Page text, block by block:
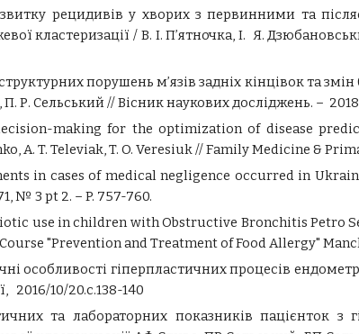
рецидивів у хворих з первинними та
кластеризації / В. І. П’ятночка, І. Я.
порушень м’язів задніх кінцівок та
П. Р. Сельський // Вісник наукових досліджень. –
making for the optimization of disease
A. T. Televiak, T. O. Veresiuk // Family Medicine &
in cases of medical negligence occurred in
№ 3 pt 2. – P. 757-760.
use in children with Obstructive Bronchitis Petro
"Prevention and Treatment of Food Allergy"
особливості гіперпластичних процесів
2016/10/20.с.138-140
та лабораторних показників пацієнток